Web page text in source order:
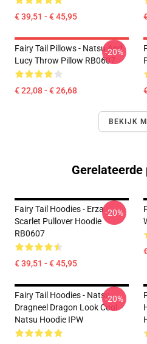
€ 39,51 - € 45,95
Fairy Tail Pillows - Natsu And
Lucy Throw Pillow RB0607
€ 22,08 - € 26,68
-20%
BEKIJK
Gerelateerde
Fairy Tail Hoodies - Erza
Scarlet Pullover Hoodie
RB0607
€ 39,51 - € 45,95
-20%
Fairy Tail Hoodies - Natsu
Dragneel Dragon Look Cool
Natsu Hoodie IPW
-20%